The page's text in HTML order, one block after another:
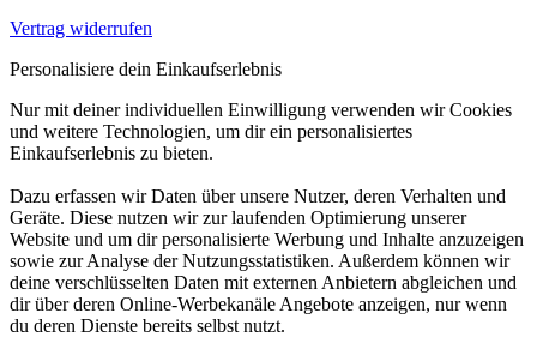
Vertrag widerrufen
Personalisiere dein Einkaufserlebnis
Nur mit deiner individuellen Einwilligung verwenden wir Cookies
und weitere Technologien, um dir ein personalisiertes
Einkaufserlebnis zu bieten.
Dazu erfassen wir Daten über unsere Nutzer, deren Verhalten und
Geräte. Diese nutzen wir zur laufenden Optimierung unserer
Website und um dir personalisierte Werbung und Inhalte anzuzeigen
sowie zur Analyse der Nutzungsstatistiken. Außerdem können wir
deine verschlüsselten Daten mit externen Anbietern abgleichen und
dir über deren Online-Werbekanäle Angebote anzeigen, nur wenn
du deren Dienste bereits selbst nutzt.